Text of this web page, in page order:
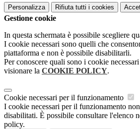
Personalizza Rifiuta tutti i cookies
Gestione cookie
In questa schermata è possibile scegliere
I cookie necessari sono quelli che
piattaforma e non è possibile disabilitarli.
Per conoscere quali sono i cookie
visionare la COOKIE POLICY.
Cookie necessari per il funzionamento
I cookie necessari per il funzionamento
disabilitati. È possibile consultare l'elenco
policy.